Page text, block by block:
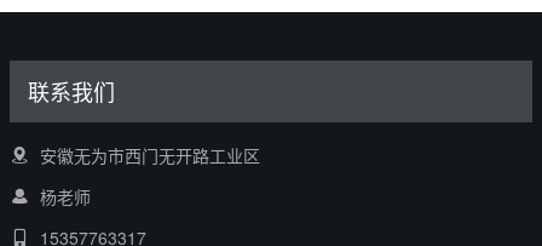
联系我们
安徽无为市西门无开路工业区
杨老师
15357763317